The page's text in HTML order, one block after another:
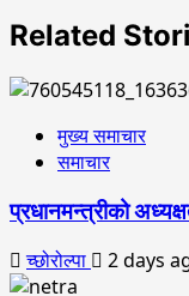
Related
मुख्य समाचार
समाचार
प्रधानमन्त्रीको
च्छोरोल्पा 2 days